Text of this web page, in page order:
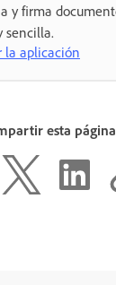
y firma
sencilla.
la aplicación
esta página